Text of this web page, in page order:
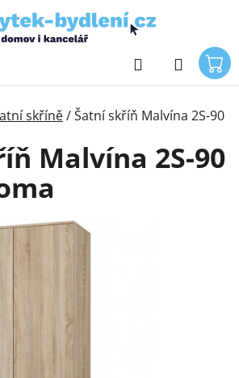
Hledat
skříně/Šatní skříň Malvína 2S-90
Malvína 2S-90